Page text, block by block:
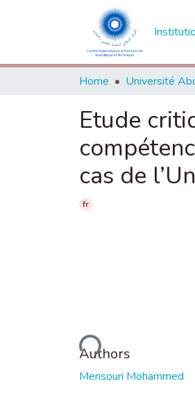
Home
Etude
cas de
fr
Loading...
Authors
Mensouri Mohammed